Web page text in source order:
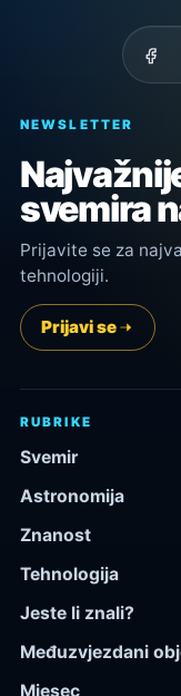
NEWSLETTER
svemira
Prijavite se za
tehnologiji.
Prijavi se
RUBRIKE
Svemir
Astronomija
Znanost
Tehnologija
Jeste li znali?
Međuzvjezdani
Mjesec